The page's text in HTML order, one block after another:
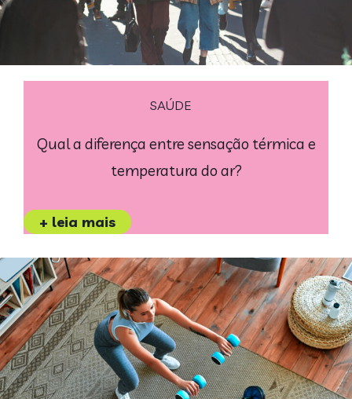
SAÚDE
Qual a diferença entre sensação térmica e
temperatura do ar?
+ leia mais